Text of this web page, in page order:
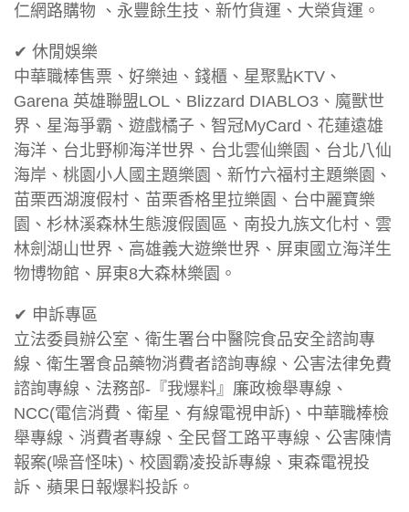
仁網路購物 、永豐餘生技、新竹貨運、大榮貨運。
✔ 休閒娛樂
中華職棒售票、好樂迪、錢櫃、星聚點KTV、
Garena 英雄聯盟LOL、Blizzard DIABLO3、魔獸世
界、星海爭霸、遊戲橘子、智冠MyCard、花蓮遠雄
海洋、台北野柳海洋世界、台北雲仙樂園、台北八仙
海岸、桃園小人國主題樂園、新竹六福村主題樂園、
苗栗西湖渡假村、苗栗香格里拉樂園、台中麗寶樂
園、杉林溪森林生態渡假園區、南投九族文化村、雲
林劍湖山世界、高雄義大遊樂世界、屏東國立海洋生
物博物館、屏東8大森林樂園。
✔ 申訴專區
立法委員辦公室、衛生署台中醫院食品安全諮詢專
線、衛生署食品藥物消費者諮詢專線、公害法律免費
諮詢專線、法務部-『我爆料』廉政檢舉專線、
NCC(電信消費、衛星、有線電視申訴)、中華職棒檢
舉專線、消費者專線、全民督工路平專線、公害陳情
報案(噪音怪味)、校園霸凌投訴專線、東森電視投
訴、蘋果日報爆料投訴。